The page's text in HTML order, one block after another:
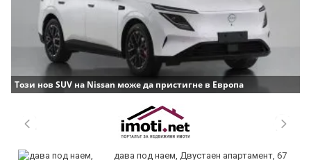
Този нов SUV на Nissan може да пристигне в Европа
дава под наем, Двустаен апартамент, 67